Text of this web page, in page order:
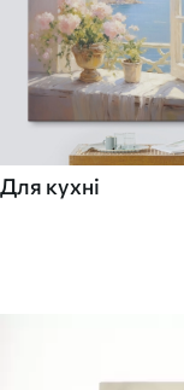
Для кухні